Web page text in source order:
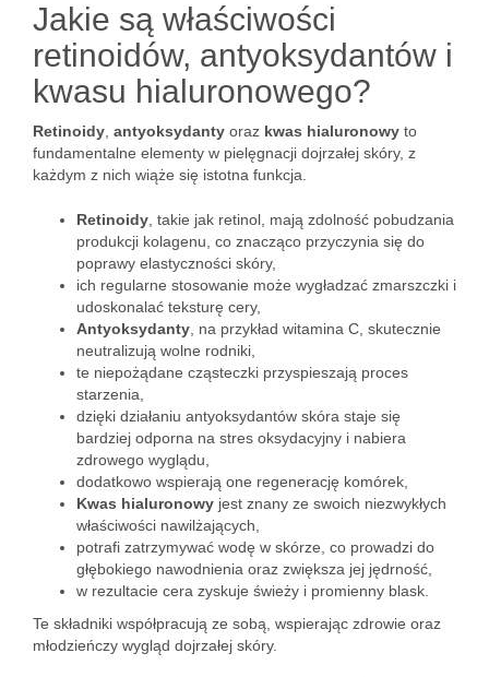
Jakie są właściwości
retinoidów, antyoksydantów i
kwasu hialuronowego?
Retinoidy antyoksydanty oraz kwas hialuronowy to
fundamentalne elementy w pielęgnacji dojrzałej skóry, z
każdym z nich wiąże się istotna funkcja.
Retinoidy , takie jak retinol, mają zdolność pobudzania
produkcji kolagenu, co znacząco przyczynia się do
poprawy elastyczności skóry,
ich regularne stosowanie może wygładzać zmarszczki i
udoskonalać teksturę cery,
Antyoksydanty , na przykład witamina C, skutecznie
neutralizują wolne rodniki,
te niepożądane cząsteczki przyspieszają proces
starzenia,
dzięki działaniu antyoksydantów skóra staje się
bardziej odporna na stres oksydacyjny i nabiera
zdrowego wyglądu,
dodatkowo wspierają one regenerację komórek,
Kwas hialuronowy jest znany ze swoich niezwykłych
właściwości nawilżających,
potrafi zatrzymywać wodę w skórze, co prowadzi do
głębokiego nawodnienia oraz zwiększa jej jędrność,
w rezultacie cera zyskuje świeży i promienny blask.
Te składniki współpracują ze sobą, wspierając zdrowie oraz
młodzieńczy wygląd dojrzałej skóry.